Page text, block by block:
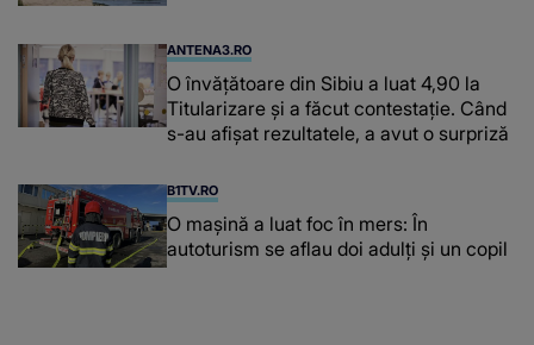
ANTENA3.RO
O învățătoare din Sibiu a luat 4,90 la
Titularizare și a făcut contestație. Când
s-au afișat rezultatele, a avut o surpriză
B1TV.RO
O maşină a luat foc în mers: În
autoturism se aflau doi adulți și un copil